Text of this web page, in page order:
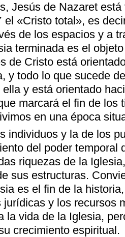
Jesús de Nazaret
el «Cristo total», es
de los espacios y a
terminada es el
de Cristo está
y todo lo que sucede
y está orientado
marcará el fin de los
en una época
individuos y la de los
del poder temporal
riquezas de la
sus estructuras.
es el fin de la
jurídicas y los recursos
la vida de la Iglesia,
crecimiento espiritual.